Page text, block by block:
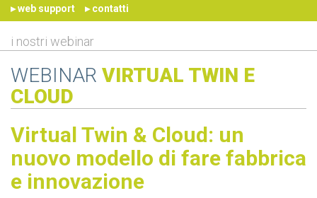
▸ web support ▸ contatti
i nostri webinar
WEBINAR VIRTUAL TWIN E
CLOUD
Virtual Twin & Cloud: un
nuovo modello di fare fabbrica
e innovazione